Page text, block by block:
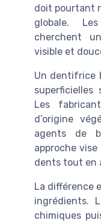
doit pourtant
globale.
cherchent
visible et
Un dentifrice
superficielles
Les
d’origine
agents de
approche
dents tout en
La différence
ingrédients.
chimiques